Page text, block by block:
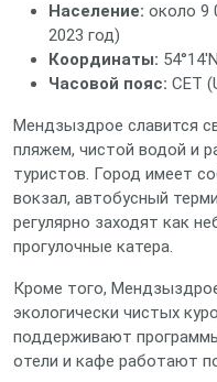
Население: около 9
2023 год)
Координаты:
Часовой пояс: CET
Мендзыздрое славится
пляжем, чистой водой и
туристов. Город имеет
вокзал, автобусный
регулярно заходят как
прогулочные катера.
Кроме того,
экологически чистых
поддерживают
отели и кафе работают